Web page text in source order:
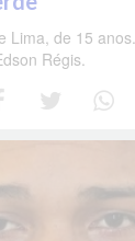
Lima, de 15
Régis.